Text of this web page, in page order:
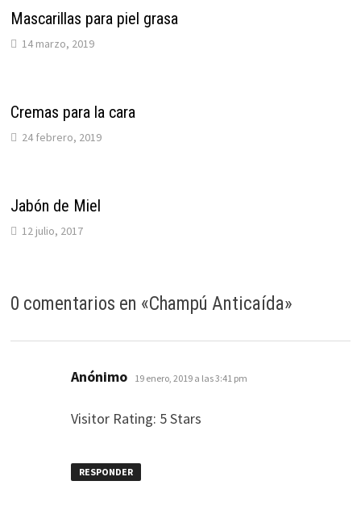
Mascarillas para piel grasa
14 marzo, 2019
Cremas para la cara
24 febrero, 2019
Jabón de Miel
12 julio, 2017
0 comentarios en «Champú Anticaída»
Anónimo dice:
19 enero, 2019 a las 3:41 pm
Visitor Rating: 5 Stars
RESPONDER